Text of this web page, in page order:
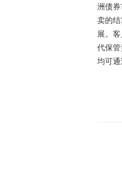
洲债
卖的
展。
代保
均可